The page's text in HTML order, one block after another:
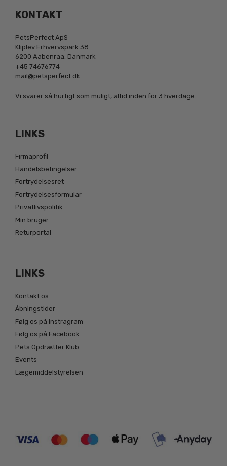
KONTAKT
PetsPerfect ApS
Kliplev Erhvervspark 38
6200 Aabenraa, Danmark
+45 74676774
mail@petsperfect.dk
Vi svarer så hurtigt som muligt, altid inden for 3 hverdage.
LINKS
Firmaprofil
Handelsbetingelser
Fortrydelsesret
Fortrydelsesformular
Privatlivspolitik
Min bruger
Returportal
LINKS
Kontakt os
Åbningstider
Følg os på Instragram
Følg os på Facebook
Pets Opdrætter Klub
Events
Lægemiddelstyrelsen